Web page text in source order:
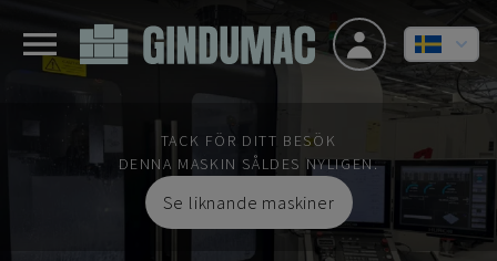
TACK FÖR DITT BESÖK
DENNA MASKIN SÅLDES NYLIGEN.
Se liknande maskiner